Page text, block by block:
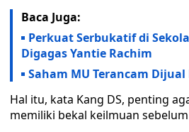
Baca Juga:
Perkuat Serbukatif di
Digagas Yantie Rachim
Saham MU Terancam Dijual
Hal itu, kata Kang DS, penting
memiliki bekal keilmuan